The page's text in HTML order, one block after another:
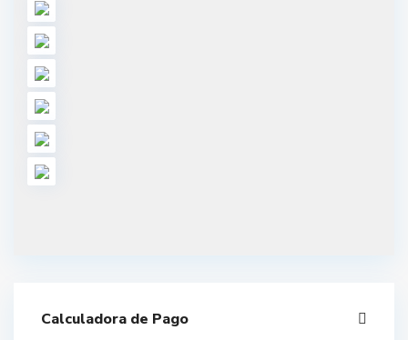
Calculadora de Pago